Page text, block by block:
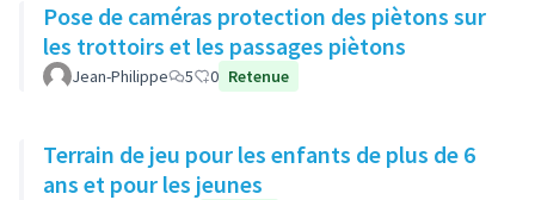
Pose de caméras protection des piètons sur
les trottoirs et les passages piètons
Jean-Philippe 5 0 Retenue
Terrain de jeu pour les enfants de plus de 6
ans et pour les jeunes